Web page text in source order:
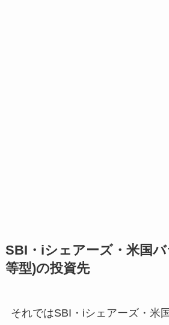
SBI・iシェアーズ・米国
等型)の投資先
それではSBI・iシェアーズ・米